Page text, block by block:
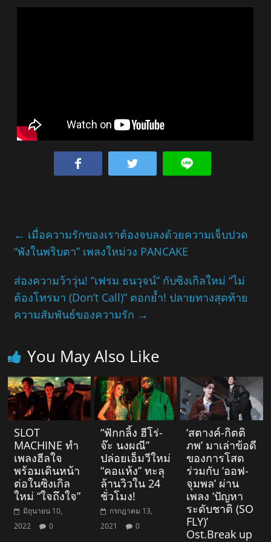
← เมื่อความรักของเราต้องจบลงด้วยความเจ็บปวด
“พังในพริบตา” เพลงใหม่วง PANCAKE
ส่องความว้าวุ่น! “เฟรม ธนวุจน์” กับซิงเกิลใหม่ “ไม่
ต้องโทรมา (Don’t Call)” ตอกย้ำ! ปลายทางสุดท้าย
ความสัมพันธ์ของความรัก →
You May Also Like
SLOT
MACHINE ทำ
เพลงฮีลใจ
พร้อมเดินหน้า
ต่อในซิงเกิล
ใหม่ “ใจถึงใจ”
มิถุนายน 10,
2022
0
“ฟักกลิ้ง ฮีโร่-
จ๊ะ นงผณี”
ปล่อยเอ็มวีใหม่
“คอแห้ง” ทะลุ
ล้านวิวใน 24
ชั่วโมง!
กรกฎาคม 13,
2021
0
‘สตางค์-กิตติ
ภพ’ มาเล่าข้อดี
ของการโสด
ร่วมกับ ‘ออฟ-
จุมพล’ ผ่าน
เพลง ‘ปัญหา
ระดับชาติ (SO
FLY)’
Ost.Break up